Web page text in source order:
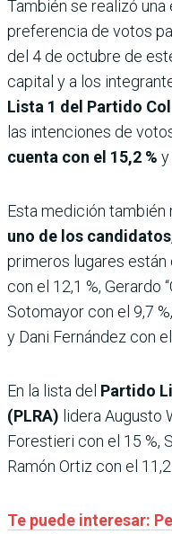
También se realizó
preferencia de votos
del 4 de octubre de
capital y a los
Lista 1 del Partido
las intenciones de
cuenta con el 15,2 % y
Esta medición también
uno de los candidatos
primeros lugares
con el 12,1 %, Gerardo
Sotomayor con el 9,7
y Dani Fernández con el
En la lista del Partido
(PLRA) lidera Augusto
Forestieri con el 15 %,
Ramón Ortiz con el 11,2
Te puede interesar: